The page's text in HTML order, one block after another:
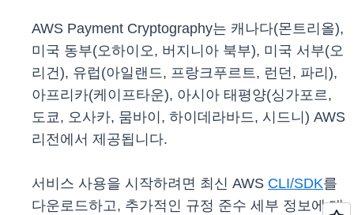
AWS Payment Cryptography는 캐나다(몬트리올),
미국 동부(오하이오, 버지니아 북부), 미국 서부(오
리건), 유럽(아일랜드, 프랑크푸르트, 런던, 파리),
아프리카(케이프타운), 아시아 태평양(싱가포르,
도쿄, 오사카, 뭄바이, 하이데라바드, 시드니) AWS
리전에서 제공됩니다.
서비스 사용을 시작하려면 최신 AWS CLI/SDK를
다운로드하고, 추가적인 규정 준수 세부 정보에 대